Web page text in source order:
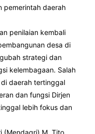
pemerintah daerah
penilaian kembali
desa di
strategi dan
kelembagaan. Salah
daerah tertinggal
dan fungsi Dirjen
lebih fokus dan
(Mendagri) M. Tito